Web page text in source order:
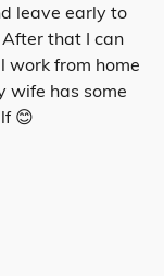
leave early to
that I can
work from home
wife has some
😊